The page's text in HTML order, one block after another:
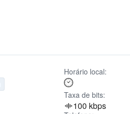
Horário local:
Taxa de bits:
100 kbps